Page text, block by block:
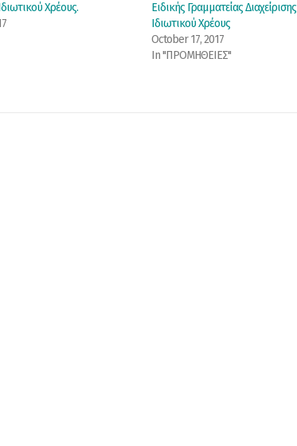
Χρέους.
Ειδικής Γραμματείας Διαχείρισης
Ιδιωτικού Χρέους
October 17, 2017
In "ΠΡΟΜΗΘΕΙΕΣ"